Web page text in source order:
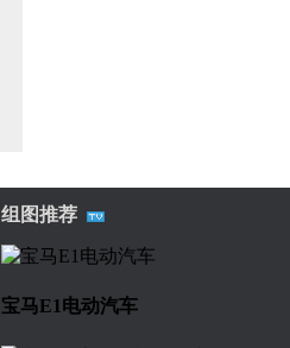
组图推荐
宝马E1电动汽车